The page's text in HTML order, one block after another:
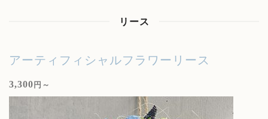
リース
アーティフィシャルフラワーリース
3,300 円～